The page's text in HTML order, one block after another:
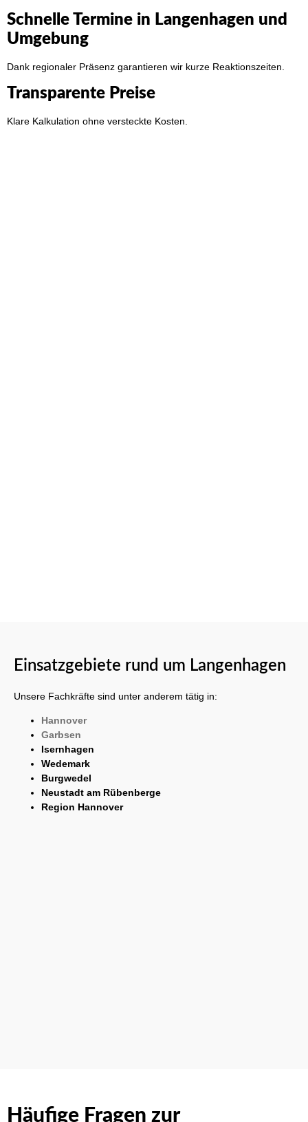
Schnelle Termine in Langenhagen und
Umgebung
Dank regionaler Präsenz garantieren wir kurze Reaktionszeiten.
Transparente Preise
Klare Kalkulation ohne versteckte Kosten.
Einsatzgebiete rund um Langenhagen
Unsere Fachkräfte sind unter anderem tätig in:
Hannover
Garbsen
Isernhagen
Wedemark
Burgwedel
Neustadt am Rübenberge
Region Hannover
Häufige Fragen zur